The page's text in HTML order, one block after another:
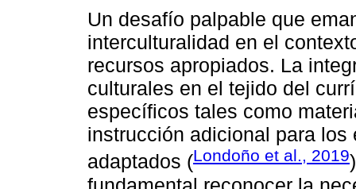
Un desafío palpable que
interculturalidad en el
recursos apropiados. La
culturales en el tejido del
específicos tales como
instrucción adicional para
adaptados (Londoño et al., 2019